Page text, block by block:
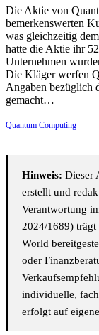
Die Aktie von
bemerkenswerten
was gleichzeitig
hatte die Aktie ihr
Unternehmen
Die Kläger werfen
Angaben bezüglich
gemacht…
Quantum Computing
Hinweis: Dieser
erstellt und
Verantwortung
2024/1689) trägt
World
oder
individuelle,
erfolgt auf